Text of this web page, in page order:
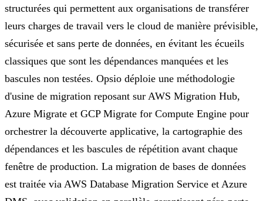
structurées qui permettent aux organisations de transférer
leurs charges de travail vers le cloud de manière prévisible,
sécurisée et sans perte de données, en évitant les écueils
classiques que sont les dépendances manquées et les
bascules non testées. Opsio déploie une méthodologie
d'usine de migration reposant sur AWS Migration Hub,
Azure Migrate et GCP Migrate for Compute Engine pour
orchestrer la découverte applicative, la cartographie des
dépendances et les bascules de répétition avant chaque
fenêtre de production. La migration de bases de données
est traitée via AWS Database Migration Service et Azure